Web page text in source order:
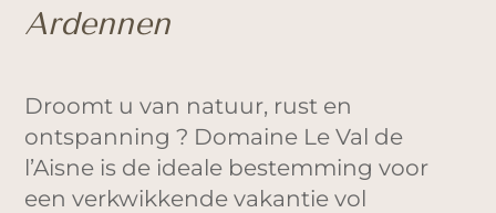
Ardennen
Droomt u van natuur, rust en
ontspanning ? Domaine Le Val de
l’Aisne is de ideale bestemming voor
een verkwikkende vakantie vol